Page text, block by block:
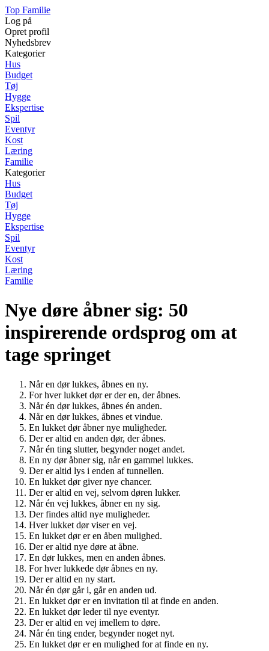
Top Familie
Log på
Opret profil
Nyhedsbrev
Kategorier
Hus
Budget
Tøj
Hygge
Ekspertise
Spil
Eventyr
Kost
Læring
Familie
Kategorier
Hus
Budget
Tøj
Hygge
Ekspertise
Spil
Eventyr
Kost
Læring
Familie
Nye døre åbner sig: 50
inspirerende ordsprog om at
tage springet
Når en dør lukkes, åbnes en ny.
For hver lukket dør er der en, der åbnes.
Når én dør lukkes, åbnes én anden.
Når en dør lukkes, åbnes et vindue.
En lukket dør åbner nye muligheder.
Der er altid en anden dør, der åbnes.
Når én ting slutter, begynder noget andet.
En ny dør åbner sig, når en gammel lukkes.
Der er altid lys i enden af tunnellen.
En lukket dør giver nye chancer.
Der er altid en vej, selvom døren lukker.
Når én vej lukkes, åbner en ny sig.
Der findes altid nye muligheder.
Hver lukket dør viser en vej.
En lukket dør er en åben mulighed.
Der er altid nye døre at åbne.
En dør lukkes, men en anden åbnes.
For hver lukkede dør åbnes en ny.
Der er altid en ny start.
Når én dør går i, går en anden ud.
En lukket dør er en invitation til at finde en anden.
En lukket dør leder til nye eventyr.
Der er altid en vej imellem to døre.
Når én ting ender, begynder noget nyt.
En lukket dør er en mulighed for at finde en ny.